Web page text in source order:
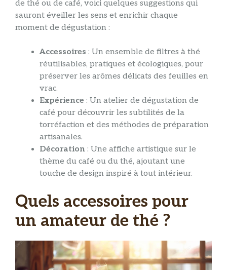
de thé ou de café, voici quelques suggestions qui
sauront éveiller les sens et enrichir chaque
moment de dégustation :
Accessoires : Un ensemble de filtres à thé
réutilisables, pratiques et écologiques, pour
préserver les arômes délicats des feuilles en
vrac.
Expérience : Un atelier de dégustation de
café pour découvrir les subtilités de la
torréfaction et des méthodes de préparation
artisanales.
Décoration : Une affiche artistique sur le
thème du café ou du thé, ajoutant une
touche de design inspiré à tout intérieur.
Quels accessoires pour
un amateur de thé ?